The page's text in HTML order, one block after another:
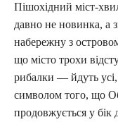
Пішохідний міст-
давно не новинка, а
набережну з
що місто трохи
рибалки — йдуть усі,
символом того, що
продовжується у бік